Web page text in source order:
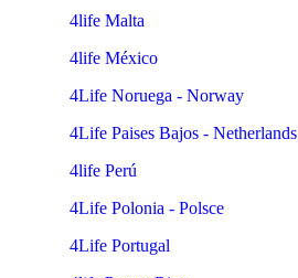
4life Malta
4life México
4Life Noruega - Norway
4Life Paises Bajos - Netherlands
4life Perú
4Life Polonia - Polsce
4Life Portugal